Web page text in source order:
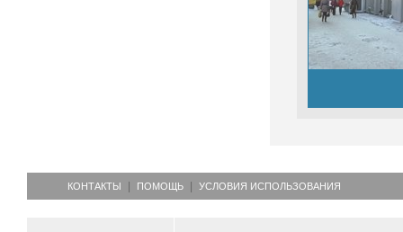
КОНТАКТЫ ПОМОЩЬ УСЛОВИЯ ИСПОЛЬЗОВАНИЯ